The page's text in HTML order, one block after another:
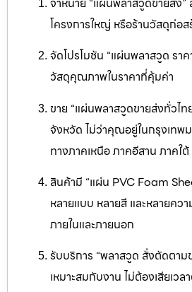
โครงการใหญ่ หรือร้านวัสดุก่อส
จัดโปรโมชัน “แผ่นพลาสวูด รา
วัสดุคุณภาพในราคาที่คุ้มค่า
ขาย “แผ่นพลาสวูดขายส่งทั่วไ
จังหวัด ไม่ว่าคุณอยู่ในกรุงเทพ
ทางภาคเหนือ ภาคอีสาน ภาคใ
สินค้ามี “แผ่น PVC Foam
หลายแบบ หลายสี และหลายคว
ภายในและภายนอก
รับบริการ “พลาสวูด สั่งตัดตาม
เหมาะสมกับงาน ไม่ต้องเสียเวล